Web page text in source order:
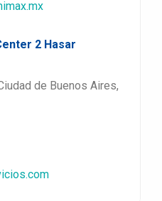
2 Hasar
de Buenos Aires,